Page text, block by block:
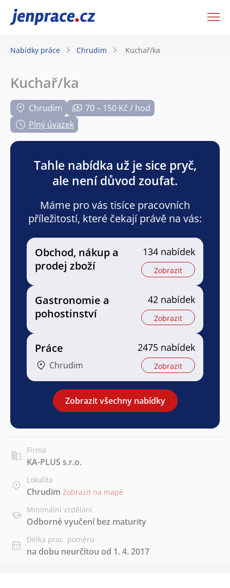
JenPráce.cz
Nabídky práce Chrudim Kuchař/ka
Kuchař/ka
Chrudim
70 – 150 Kč / hod
Plný úvazek
Tahle nabídka už je sice pryč,
ale není důvod zoufat.
Máme pro vás tisíce pracovních
příležitostí, které čekají právě na vás:
Obchod, nákup a
prodej zboží
134 nabídek
Zobrazit
Gastronomie a
pohostinství
42 nabídek
Zobrazit
Práce
Chrudim
2475 nabídek
Zobrazit
Zobrazit všechny nabídky
Firma
KA-PLUS s.r.o.
Lokalita
Chrudim Zobrazit na mapě
Minimální vzdělání
Odborné vyučení bez maturity
Délka prac. poměru
na dobu neurčitou od 1. 4. 2017